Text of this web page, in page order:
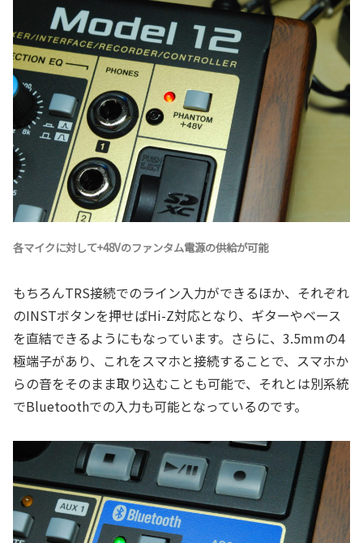
各マイクに対して+48Vのファンタム電源の供給が可能
もちろんTRS接続でのライン入力ができるほか、それぞれ
のINSTボタンを押せばHi-Z対応となり、ギターやベース
を直結できるようにもなっています。さらに、3.5mmの4
極端子があり、これをスマホと接続することで、スマホか
らの音をそのまま取り込むことも可能で、それとは別系統
でBluetoothでの入力も可能となっているのです。